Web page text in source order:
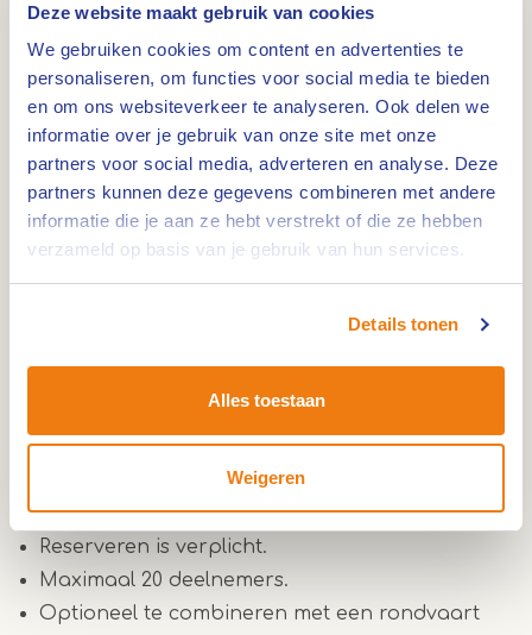
Deze website maakt gebruik van cookies
We gebruiken cookies om content en advertenties te
personaliseren, om functies voor social media te bieden
en om ons websiteverkeer te analyseren. Ook delen we
informatie over je gebruik van onze site met onze
partners voor social media, adverteren en analyse. Deze
partners kunnen deze gegevens combineren met andere
informatie die je aan ze hebt verstrekt of die ze hebben
verzameld op basis van je gebruik van hun services.
Details tonen
Alles toestaan
Weigeren
Wandel mee met de VVV Stadswandeling
Roermond en leer de stad beter kennen. In juli en
augustus neemt een gids je op dinsdag,
woensdag en zaterdag mee langs bekende
plekken, oude gebouwen en verhalen uit meer dan
750 jaar stadsgeschiedenis.
Tijdens de wandeling ontdek je de mooiste
plekken en gebouwen in de binnenstad, terwijl de
vertelt over de stad en haar verleden.
Aanvullende Informatie
Start om 13.30 uur bij VVV Roermond, Markt 17
De wandeling duurt ongeveer 1,5 uur.
Reserveren is verplicht.
Maximaal 20 deelnemers.
Optioneel te combineren met een rondvaart